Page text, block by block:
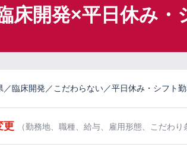
床開発×平日休み
／臨床開発／こだわらない／平日休み・シフト
更 （勤務地、職種、給与、雇用形態、こだわり